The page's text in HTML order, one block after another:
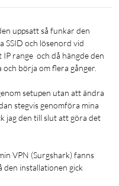
och förstärker den
du behöver utöka
för att täcka döda
wifi-signalen är svag.
som ansluter till ett
dela den anslutningen
kabel. Användbart
wifi, som t.ex. äldre
SSID och lösenord vid
range  och då hängde den
och börja om flera gånger.
setupen utan att ändra
stegvis genomföra mina
jag den till slut att göra det
VPN (Surgshark) fanns
den installationen gick